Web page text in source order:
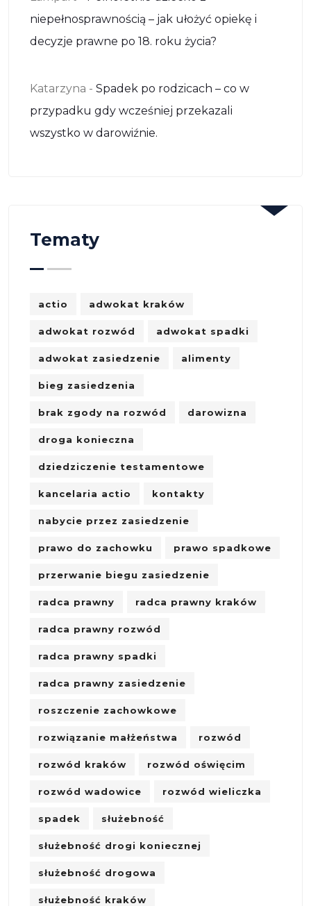
niepełnosprawnością – jak ułożyć opiekę i
decyzje prawne po 18. roku życia?
Katarzyna - Spadek po rodzicach – co w
przypadku gdy wcześniej przekazali
wszystko w darowiźnie.
Tematy
actio adwokat kraków
adwokat rozwód adwokat spadki
adwokat zasiedzenie alimenty
bieg zasiedzenia
brak zgody na rozwód darowizna
droga konieczna
dziedziczenie testamentowe
kancelaria actio kontakty
nabycie przez zasiedzenie
prawo do zachowku prawo spadkowe
przerwanie biegu zasiedzenie
radca prawny radca prawny kraków
radca prawny rozwód
radca prawny spadki
radca prawny zasiedzenie
roszczenie zachowkowe
rozwiązanie małżeństwa rozwód
rozwód kraków rozwód oświęcim
rozwód wadowice rozwód wieliczka
spadek służebność
służebność drogi koniecznej
służebność drogowa
służebność kraków